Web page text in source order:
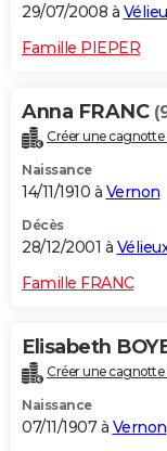
29/07/2008 à
Famille PIEPER
Anna FRANC
Créer une cagnotte
Naissance
14/11/1910 à Vernon
Décès
28/12/2001 à
Famille FRANC
Elisabeth
Créer une cagnotte
Naissance
07/11/1907 à Vernon